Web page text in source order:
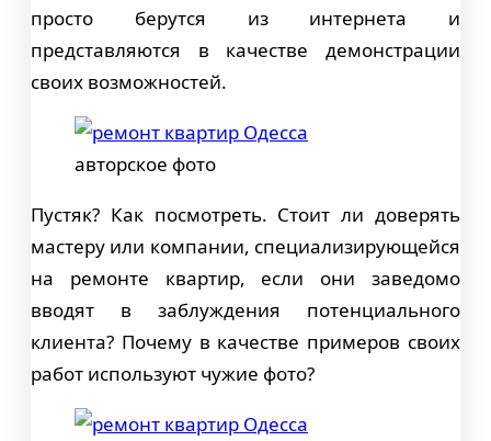
просто берутся из интернета и
представляются в качестве демонстрации
своих возможностей.
авторское фото
Пустяк? Как посмотреть. Стоит ли доверять
мастеру или компании, специализирующейся
на ремонте квартир, если они заведомо
вводят в заблуждения потенциального
клиента? Почему в качестве примеров своих
работ используют чужие фото?